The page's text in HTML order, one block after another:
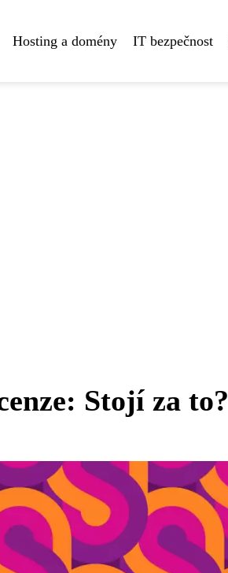
Hosting a domény IT bezpečnost
Stojí za to?